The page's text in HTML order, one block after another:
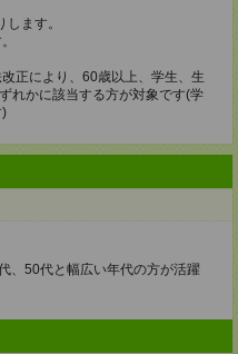
ます。
正により、60歳以上、学生、生
れかに該当する方が対象です(学
)
、50代と幅広い年代の方が活躍